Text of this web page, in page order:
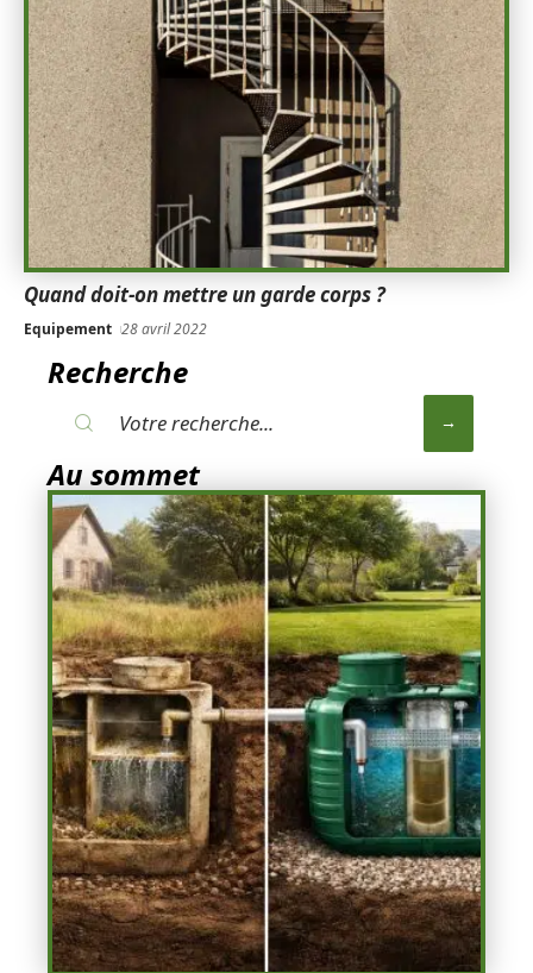
Quand doit-on mettre un garde corps ?
Equipement 28 avril 2022
Recherche
Au sommet